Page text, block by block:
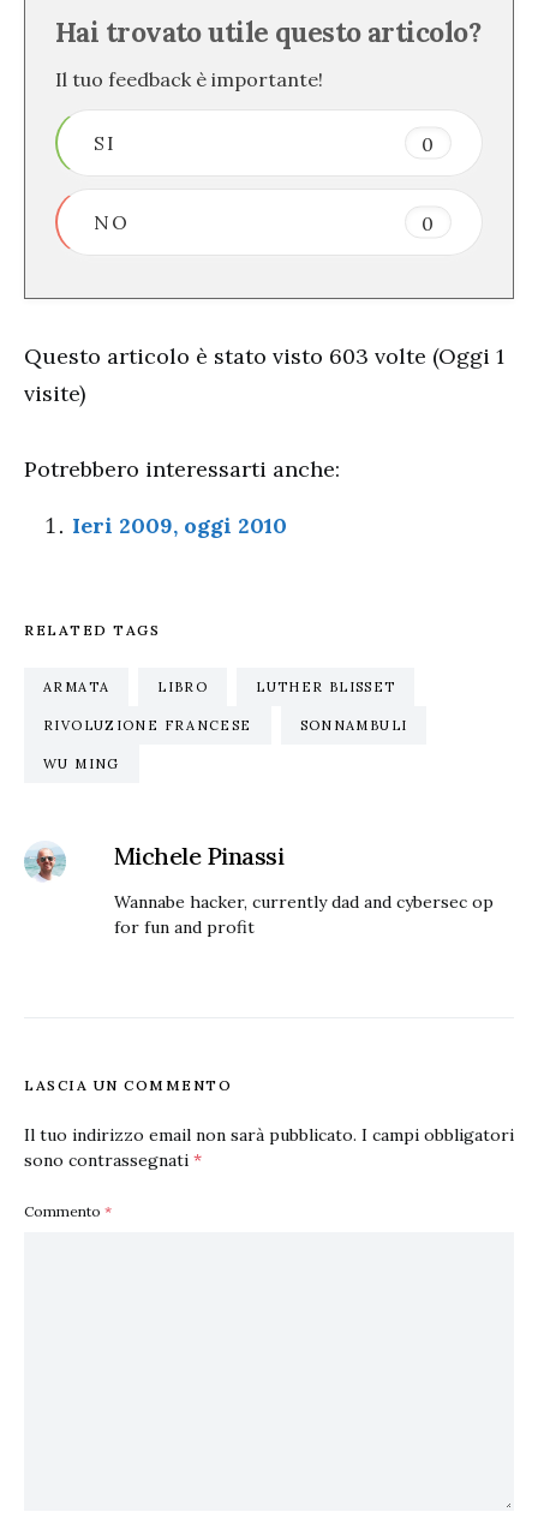
Hai trovato utile questo articolo?
Il tuo feedback è importante!
SI 0
NO 0
Questo articolo è stato visto 603 volte (Oggi 1
visite)
Potrebbero interessarti anche:
Ieri 2009, oggi 2010
RELATED TAGS
ARMATA LIBRO LUTHER BLISSET
RIVOLUZIONE FRANCESE SONNAMBULI
WU MING
Michele Pinassi
Wannabe hacker, currently dad and cybersec op
for fun and profit
LASCIA UN COMMENTO
Il tuo indirizzo email non sarà pubblicato. I campi obbligatori
sono contrassegnati *
Commento *